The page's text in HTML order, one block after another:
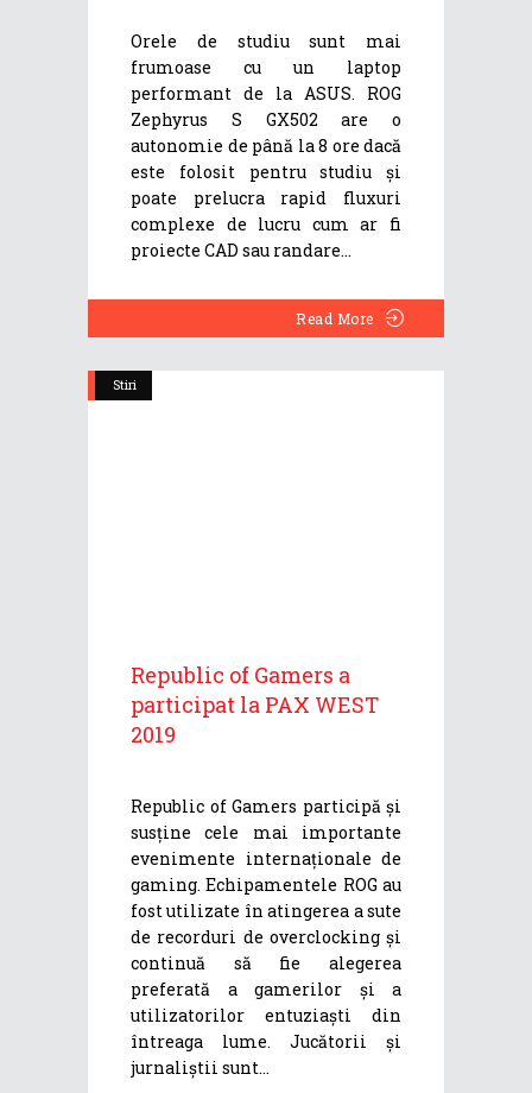
Orele de studiu sunt mai
frumoase cu un laptop
performant de la ASUS. ROG
Zephyrus S GX502 are o
autonomie de până la 8 ore dacă
este folosit pentru studiu și
poate prelucra rapid fluxuri
complexe de lucru cum ar fi
proiecte CAD sau randare
Read More
Stiri
Republic of Gamers a
participat la PAX WEST
2019
Republic of Gamers participă și
susține cele mai importante
evenimente internaționale de
gaming. Echipamentele ROG au
fost utilizate în atingerea a sute
de recorduri de overclocking și
continuă să fie alegerea
preferată a gamerilor și a
utilizatorilor entuziaști din
întreaga lume. Jucătorii și
jurnaliștii sunt